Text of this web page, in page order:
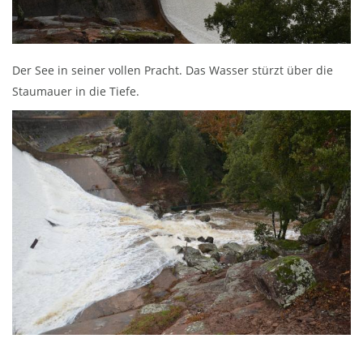
Der See in seiner vollen Pracht. Das Wasser stürzt über die
Staumauer in die Tiefe.